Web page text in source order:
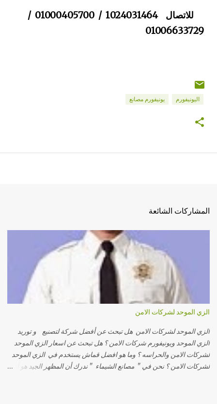
للاتصال 1024031464 / 01000405700 /
01006633729
اليونيفورم يونيفورم مصانع
المشاركات الشائعة
الزي الموحد لشركات الامن
الزي الموحد لشركات الامن هل تبحث عن أفضل شركة لتصنيع و توريد
الزي الموحد ويونيفورم شركات الامن ؟ هل تبحث عن اسعار الزي الموحد
لشركات الامن والحراسه ؟ وما هو افضل قماش يستخدم في الزي الموحد
لشركات الامن ؟ نحن في " مصانع الشيماء " ندرك أن المظهر الجيد هو أول